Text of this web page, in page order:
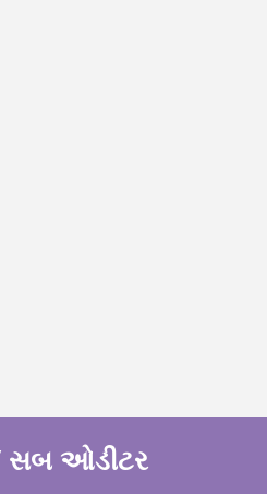
સબ ઓડીટર